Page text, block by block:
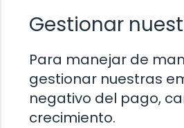
Gestionar
Para manejar de
gestionar nuestras
negativo del pago,
crecimiento.